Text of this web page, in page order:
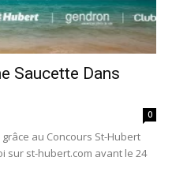
Saucette Dans
0
au Concours St-Hubert
sur st-hubert.com avant le 24